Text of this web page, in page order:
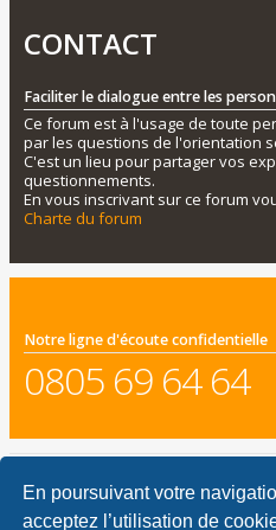
En poursuivant votre
acceptez l’utilisation de
CONTACT
Faciliter le dialogue entre les
Ce forum est à l'usage de toute
par les questions de l'orientation
C'est un lieu pour partager vos
questionnements.
En vous inscrivant sur ce forum
Charte du forum
Notre ligne d'écoute confidentielle
0805 69 64 64
Accueil du forum